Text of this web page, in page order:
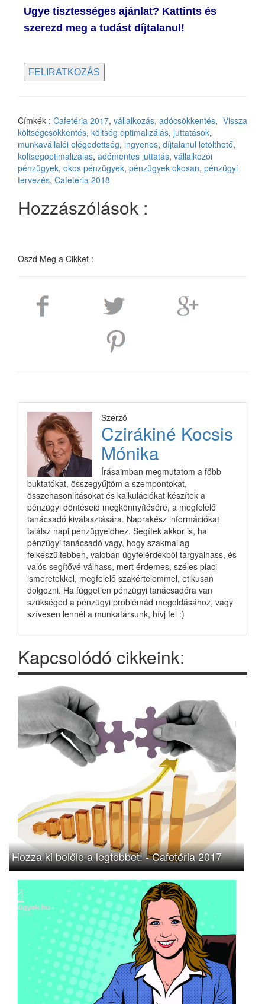
Ugye tisztességes ajánlat? Kattints és
szerezd meg a tudást díjtalanul!
Vissza
Címkék : Cafetéria 2017, vállalkozás, adócsökkentés,
költségcsökkentés, költség optimalizálás, juttatások,
munkavállalói elégedettség, ingyenes, díjtalanul letölthető,
koltsegoptimalizalas, adómentes juttatás, vállalkozói
pénzügyek, okos pénzügyek, pénzügyek okosan, pénzügyi
tervezés, Cafetéria 2018
Hozzászólások :
Oszd Meg a Cikket :
Szerző
Czirákiné Kocsis
Mónika
Írásaimban megmutatom a főbb
buktatókat, összegyűjtöm a szempontokat,
összehasonlításokat és kalkulációkat készítek a
pénzügyi döntéseid megkönnyítésére, a megfelelő
tanácsadó kiválasztására. Naprakész információkat
találsz napi pénzügyeidhez. Segítek akkor is, ha
pénzügyi tanácsadó vagy, hogy szakmailag
felkészültebben, valóban ügyfélérdekből tárgyalhass, és
valós segítővé válhass, mert érdemes, széles piaci
ismeretekkel, megfelelő szakértelemmel, etikusan
dolgozni. Ha független pénzügyi tanácsadóra van
szükséged a pénzügyi problémád megoldásához, vagy
szívesen lennél a munkatársunk, hívj fel :)
Kapcsolódó cikkeink:
Hozza ki belőle a legtöbbet! - Cafetéria 2017